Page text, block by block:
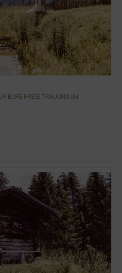
EURE FREIE TRAUUNG IM